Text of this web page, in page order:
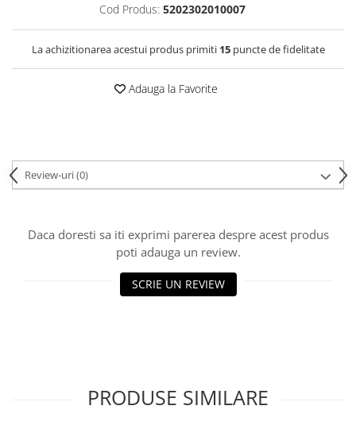
Cod Produs: 5202302010007
La achizitionarea acestui produs primiti 15puncte de fidelitate
Adauga la Favorite
Review-uri(0)
Daca doresti sa iti exprimi parerea despre acest produs
poti adauga un review.
SCRIE UN REVIEW
PRODUSE SIMILARE